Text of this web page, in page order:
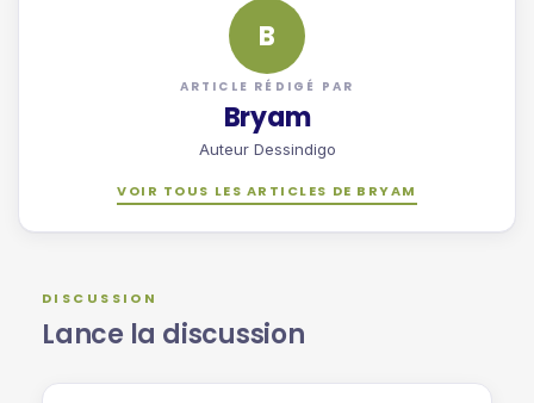
B
ARTICLE RÉDIGÉ PAR
Bryam
Auteur Dessindigo
VOIR TOUS LES ARTICLES DE BRYAM
DISCUSSION
Lance la discussion